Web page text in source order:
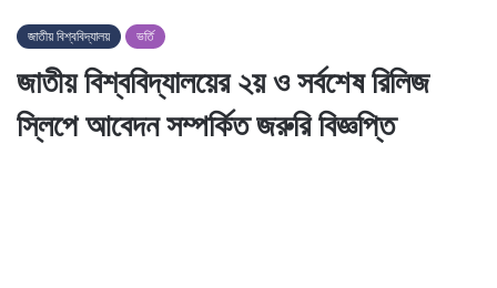
জাতীয় বিশ্ববিদ্যালয় ভর্তি
জাতীয় বিশ্ববিদ্যালয়ের ২য় ও সর্বশেষ রিলিজ
স্লিপে আবেদন সম্পর্কিত জরুরি বিজ্ঞপ্তি